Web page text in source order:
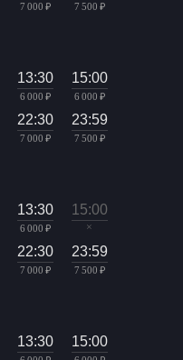
7 000 ₽ 7 500 ₽
13:30
6 000 ₽
15:00
6 000 ₽
22:30
7 000 ₽
23:59
7 500 ₽
13:30
6 000 ₽
15:00
×
22:30
7 000 ₽
23:59
7 500 ₽
13:30 15:00